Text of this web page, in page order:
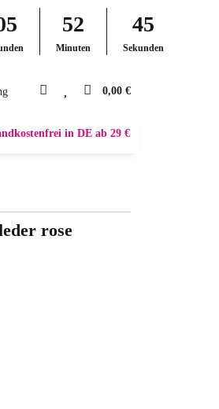
52
Minuten
44
Sekunden
0,00 €
in DE ab 29 €
rose